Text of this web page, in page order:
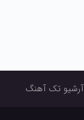
آرشیو تک آهنگ